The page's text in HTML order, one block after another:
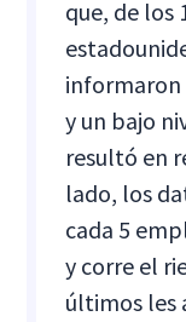
que, de los
informaron
y un bajo
resultó en
lado, los
cada 5
y corre el
últimos les